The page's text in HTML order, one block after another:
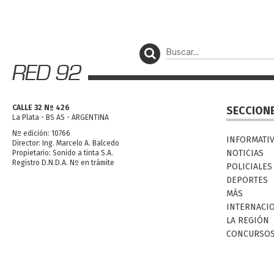
CALLE 32 Nº 426
La Plata - BS AS - ARGENTINA
Nº edición: 10766
Director: Ing. Marcelo A. Balcedo
Propietario: Sonido a tinta S.A.
Registro D.N.D.A. Nº en trámite
NOTICIAS
POLICIALES
DEPORTES
MÁS
LA REGIÓN
CONCURSOS